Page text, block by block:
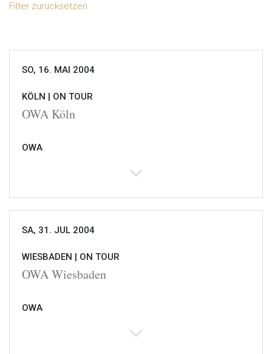
Filter zurücksetzen
SO, 16. MAI 2004
KÖLN | ON TOUR
OWA Köln
OWA
SA, 31. JUL 2004
WIESBADEN | ON TOUR
OWA Wiesbaden
OWA